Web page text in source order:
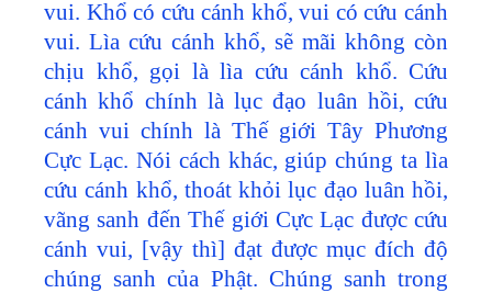
vui. Khổ có cứu cánh khổ, vui có cứu cánh
vui. Lìa cứu cánh khổ, sẽ mãi không còn
chịu khổ, gọi là lìa cứu cánh khổ. Cứu
cánh khổ chính là lục đạo luân hồi, cứu
cánh vui chính là Thế giới Tây Phương
Cực Lạc. Nói cách khác, giúp chúng ta lìa
cứu cánh khổ, thoát khỏi lục đạo luân hồi,
vãng sanh đến Thế giới Cực Lạc được cứu
cánh vui, [vậy thì] đạt được mục đích độ
chúng sanh của Phật. Chúng sanh trong